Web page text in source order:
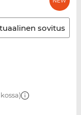
sovitus